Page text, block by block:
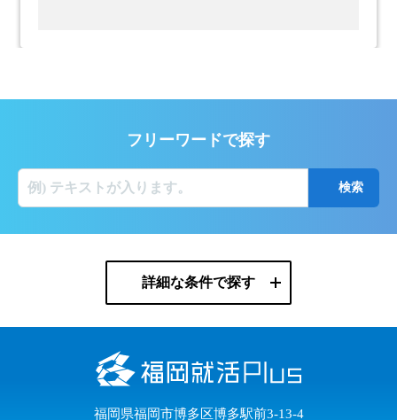
フリーワードで探す
詳細な条件で探す
福岡県福岡市博多区博多駅前3-13-4